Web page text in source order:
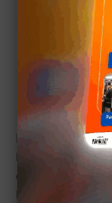
Karena
Perjuangan dan
deklarasi
Prabowo, maka